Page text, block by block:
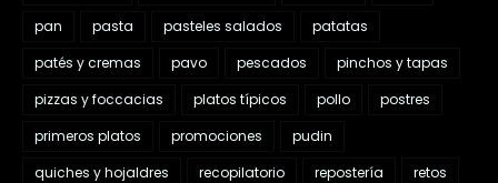
pan
pasta pasteles salados
patatas
patés y cremas
pavo pescados
pinchos y tapas
pizzas y foccacias
platos típicos pollo
postres
primeros platos
promociones
pudin
quiches y hojaldres
recopilatorio repostería
retos